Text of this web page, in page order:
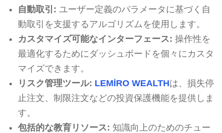
自動取引: ユーザー定義のパラメータに基づく自
動取引を支援するアルゴリズムを使用します。
カスタマイズ可能なインターフェース: 操作性を
最適化するためにダッシュボードを個々にカスタ
マイズできます。
リスク管理ツール: LEMİRO WEALTHは、損失停
止注文、制限注文などの投資保護機能を提供しま
す。
包括的な教育リソース: 知識向上のためのチュー